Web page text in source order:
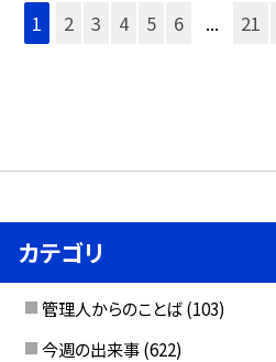
1 2 3 4 5 6 ... 21
カテゴリ
管理人からのことば (103)
今週の出来事 (622)